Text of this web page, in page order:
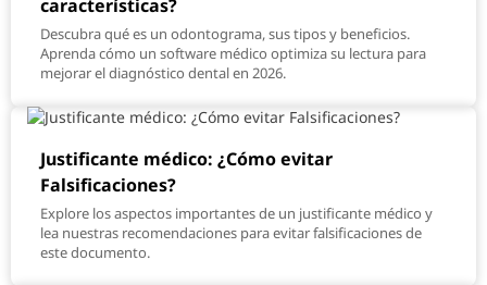
características?
Descubra qué es un odontograma, sus tipos y beneficios.
Aprenda cómo un software médico optimiza su lectura para
mejorar el diagnóstico dental en 2026.
Justificante médico: ¿Cómo evitar
Falsificaciones?
Explore los aspectos importantes de un justificante médico y
lea nuestras recomendaciones para evitar falsificaciones de
este documento.